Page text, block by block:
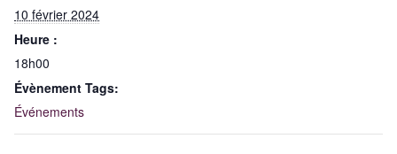
10 février 2024
Heure :
18h00
Évènement Tags:
Événements